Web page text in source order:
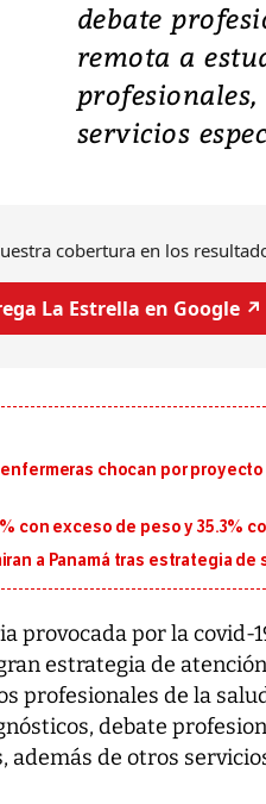
debate
remota a
servicios
cobertura en los
La Estrella en Google ↗️
chocan por
con exceso de peso y 35.3%
a Panamá tras estrategia de
provocada por la covid-
estrategia de
profesionales de la
debate
además de otros
Entre